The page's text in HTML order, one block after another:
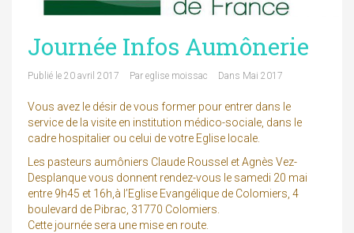
Journée Infos Aumônerie
Publié le 20 avril 2017 Par eglise moissac Dans Mai 2017
Vous avez le désir de vous former pour entrer dans le
service de la visite en institution médico-sociale, dans le
cadre hospitalier ou celui de votre Eglise locale.
Les pasteurs aumôniers Claude Roussel et Agnès Vez-
Desplanque vous donnent rendez-vous le samedi 20 mai
entre 9h45 et 16h,à l’Eglise Evangélique de Colomiers, 4
boulevard de Pibrac, 31770 Colomiers.
Cette journée sera une mise en route.